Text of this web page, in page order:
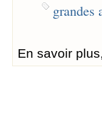
grandes
En savoir